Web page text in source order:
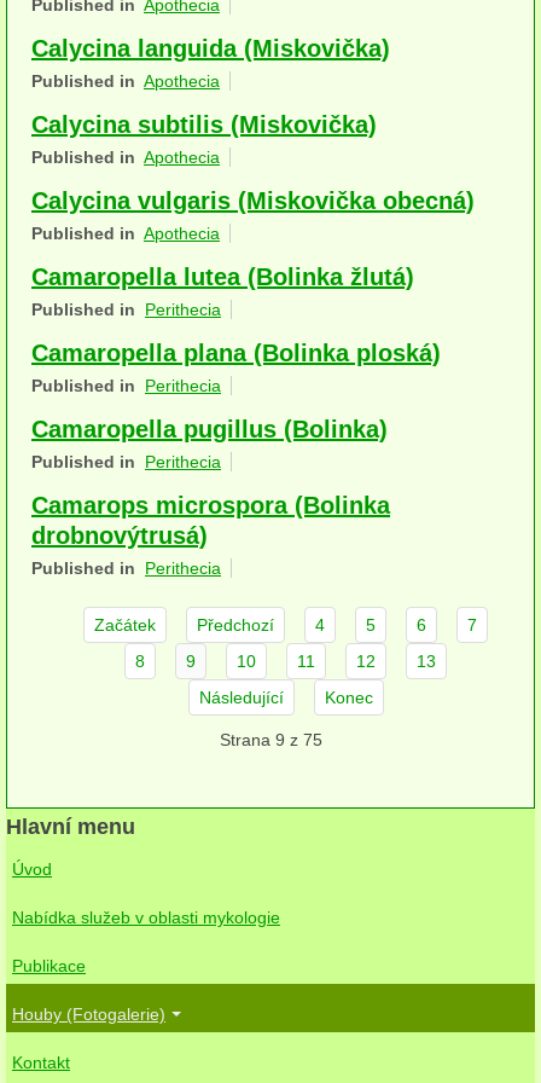
podle typu plodnic
Apothecia
terestrické saprotrofní
fungikolní
šišky, plody, květy
koprofilní
lichenizované
muscikolni
herbikolní-dvouděložné
herbikolní-jednoděložné
herbikolní-kapraďorosty
Rosoly
Kornacovité
Choroše
bílá hniloba
hnědá hniloba
jednoleté
Published in Apothecia
Calycina languida (Miskovička)
Published in Apothecia
Calycina subtilis (Miskovička)
Published in Apothecia
Calycina vulgaris (Miskovička obecná)
Published in Apothecia
Camaropella lutea (Bolinka žlutá)
Published in Perithecia
Camaropella plana (Bolinka ploská)
Published in Perithecia
Camaropella pugillus (Bolinka)
Published in Perithecia
Camarops microspora (Bolinka
drobnovýtrusá)
Published in Perithecia
Začátek Předchozí 4 5 6
7
8
9 10 11 12
13
Následující
Konec
Strana 9 z 75
Hlavní menu
Úvod
Nabídka služeb v oblasti mykologie
Publikace
Houby (Fotogalerie)
Kontakt